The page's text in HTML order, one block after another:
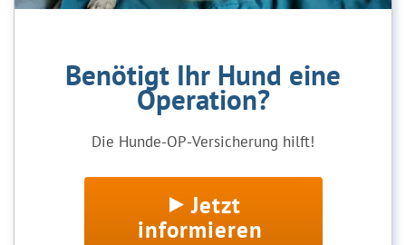
Benötigt Ihr Hund eine
Operation?
Die Hunde-OP-Versicherung hilft!
Jetzt
informieren